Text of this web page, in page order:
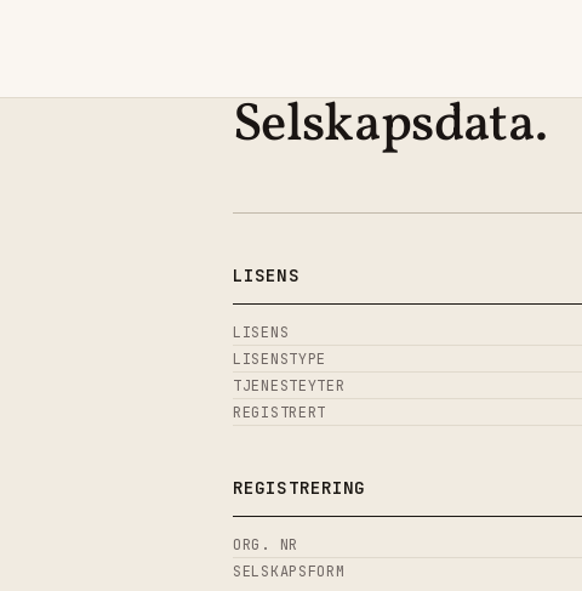
Selskapsdata.
LISENS
LISENS
LISENSTYPE
TJENESTEYTER
REGISTRERT
REGISTRERING
ORG. NR
SELSKAPSFORM